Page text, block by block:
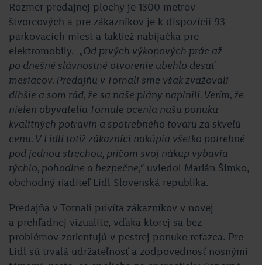
Rozmer predajnej plochy je 1300 metrov
štvorcových a pre zákazníkov je k dispozícii 93
parkovacích miest a taktiež nabíjačka pre
elektromobily. „Od prvých výkopových prác až
po dnešné slávnostné otvorenie ubehlo desať
mesiacov. Predajňu v Tornali sme však zvažovali
dlhšie a som rád, že sa naše plány naplnili. Verím, že
nielen obyvatelia Tornale ocenia našu ponuku
kvalitných potravín a spotrebného tovaru za skvelú
cenu. V Lidli totiž zákazníci nakúpia všetko potrebné
pod jednou strechou, pričom svoj nákup vybavia
rýchlo, pohodlne a bezpečne,“ uviedol Marián Šimko,
obchodný riaditeľ Lidl Slovenská republika.
Predajňa v Tornali privíta zákazníkov v novej
a prehľadnej vizualite, vďaka ktorej sa bez
problémov zorientujú v pestrej ponuke reťazca. Pre
Lidl sú trvalá udržateľnosť a zodpovednosť nosnými